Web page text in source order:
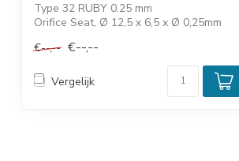
Type 32 RUBY 0.25 mm
Orifice Seat, Ø 12,5 x 6,5 x Ø 0,25mm
€--,-- €--,--
Vergelijk